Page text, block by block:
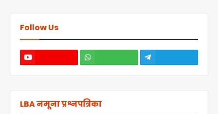
Follow Us
LBA नमूना प्रश्नपत्रिका